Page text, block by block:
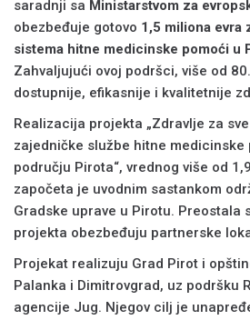
saradnji sa Ministarstvom za
obezbeđuje gotovo 1,5 miliona evra
sistema hitne medicinske pomoći u
Zahvaljujući ovoj podršci, više od
dostupnije, efikasnije i kvalitetnije
Realizacija projekta „Zdravlje za
zajedničke službe hitne medicinske
području Pirota“, vrednog više od
započeta je uvodnim sastankom
Gradske uprave u Pirotu. Preostala
projekta obezbeđuju partnerske
Projekat realizuju Grad Pirot i
Palanka i Dimitrovgrad, uz podršku
agencije Jug. Njegov cilj je